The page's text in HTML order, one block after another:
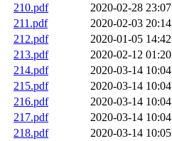
210.pdf
2020-02-28 23:07
211.pdf
2020-02-03 20:14
212.pdf
2020-01-05 14:42
213.pdf
2020-02-12 01:20
214.pdf
2020-03-14 10:04
215.pdf
2020-03-14 10:04
216.pdf
2020-03-14 10:04
217.pdf
2020-03-14 10:04
218.pdf
2020-03-14 10:05